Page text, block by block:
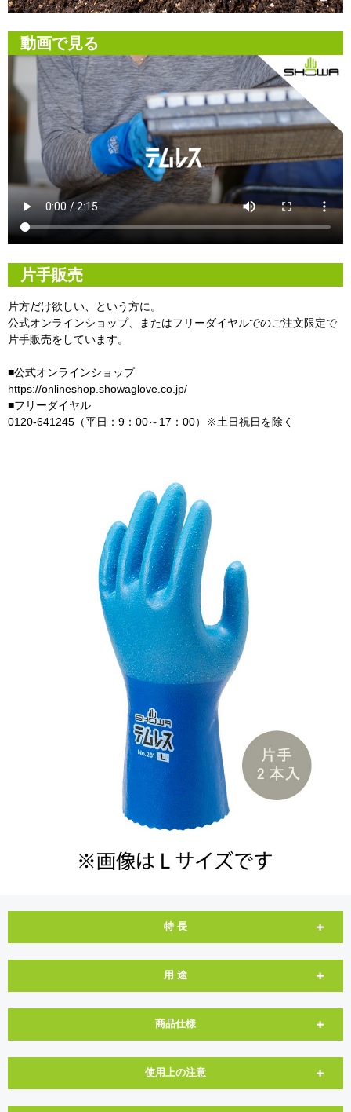
動画で見る
片手販売
片方だけ欲しい、という方に。
公式オンラインショップ、またはフリーダイヤルでのご注文限定で
片手販売をしています。
■公式オンラインショップ
https://onlineshop.showaglove.co.jp/
■フリーダイヤル
0120-641245（平日：9：00～17：00）※土日祝日を除く
特 長
用 途
商品仕様
使用上の注意